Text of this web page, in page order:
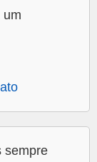
um
sempre